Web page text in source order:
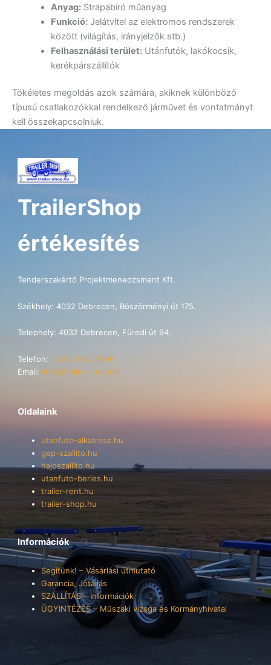
Anyag:Strapabíró műanyag
Funkció:Jelátvitel az elektromos rendszerek
között (világítás, irányjelzők stb.)
Felhasználási terület:Utánfutók, lakókocsik,
kerékpárszállítók
Tökéletes megoldás azok számára, akiknek különböző
típusú csatlakozókkal rendelkező járművet és vontatmányt
kell összekapcsolniuk.
TrailerShop
értékesítés
Tenderszakértő Projektmenedzsment Kft.
Székhely: 4032 Debrecen, Böszörményi út 175.
Telephely: 4032 Debrecen, Füredi út 94.
Telefon: +36 70 621 7696
Email: info@trailer-shop.hu
Oldalaink
utanfuto-alkatresz.hu
gep-szallito.hu
hajoszallito.hu
utanfuto-berles.hu
trailer-rent.hu
trailer-shop.hu
Információk
Segítünk! – Vásárlási útmutató
Garancia, Jótállás
SZÁLLÍTÁS – Információk
ÜGYINTÉZÉS – Műszaki vizsga és Kormányhivatal